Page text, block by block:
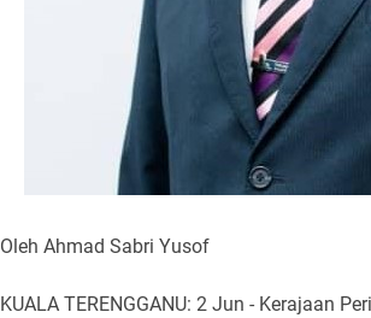
Oleh Ahmad Sabri Yusof
KUALA TERENGGANU: 2 Jun - Kerajaan